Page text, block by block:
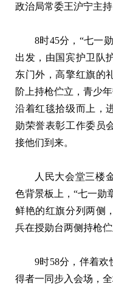
政治局常委王沪宁主持
8时45分，“七一
出发，由国宾护卫队
东门外，高擎红旗的
阶上持枪伫立，青少
沿着红毯拾级而上，
勋荣誉表彰工作委员
接他们到来。
人民大会堂三楼
色背景板上，“七一勋
鲜艳的红旗分列两侧
兵在授勋台两侧持枪伫
9时58分，伴着欢
得者一同步入会场，